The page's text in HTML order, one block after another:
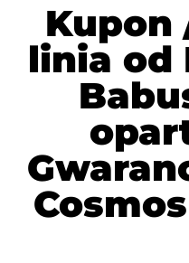
Kupon
linia od